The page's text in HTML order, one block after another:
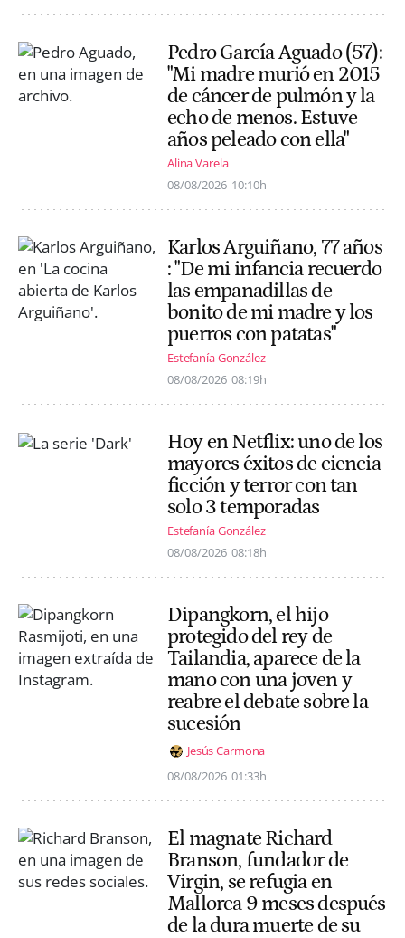
Pedro García Aguado (57):
"Mi madre murió en 2015
de cáncer de pulmón y la
echo de menos. Estuve
años peleado con ella"
Alina Varela
08/08/2026 10:10h
Karlos Arguiñano, 77 años
: "De mi infancia recuerdo
las empanadillas de
bonito de mi madre y los
puerros con patatas"
Estefanía González
08/08/2026 08:19h
Hoy en Netflix: uno de los
mayores éxitos de ciencia
ficción y terror con tan
solo 3 temporadas
Estefanía González
08/08/2026 08:18h
Dipangkorn, el hijo
protegido del rey de
Tailandia, aparece de la
mano con una joven y
reabre el debate sobre la
sucesión
Jesús Carmona
08/08/2026 01:33h
El magnate Richard
Branson, fundador de
Virgin, se refugia en
Mallorca 9 meses después
de la dura muerte de su